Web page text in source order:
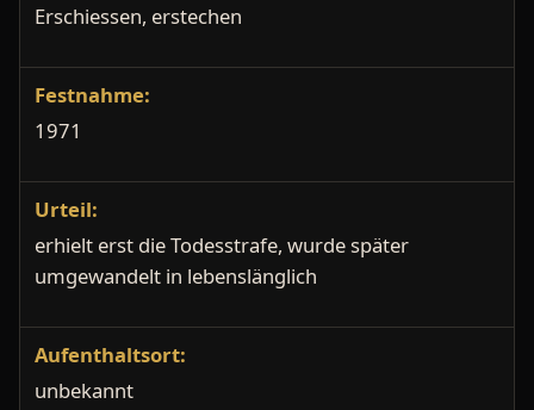
Erschiessen, erstechen
Festnahme:
1971
Urteil:
erhielt erst die Todesstrafe, wurde später
umgewandelt in lebenslänglich
Aufenthaltsort:
unbekannt